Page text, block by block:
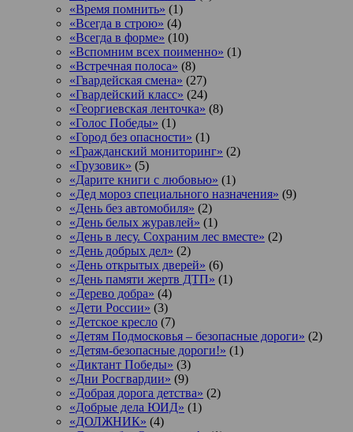
«Время помнить» (1)
«Всегда в строю» (4)
«Всегда в форме» (10)
«Вспомним всех поименно» (1)
«Встречная полоса» (8)
«Гвардейская смена» (27)
«Гвардейский класс» (24)
«Георгиевская ленточка» (8)
«Голос Победы» (1)
«Город без опасности» (1)
«Гражданский мониторинг» (2)
«Грузовик» (5)
«Дарите книги с любовью» (1)
«Дед мороз специального назначения» (9)
«День без автомобиля» (2)
«День белых журавлей» (1)
«День в лесу. Сохраним лес вместе» (2)
«День добрых дел» (2)
«День открытых дверей» (6)
«День памяти жертв ДТП» (1)
«Дерево добра» (4)
«Дети России» (3)
«Детское кресло (7)
«Детям Подмосковья – безопасные дороги» (2)
«Детям-безопасные дороги!» (1)
«Диктант Победы» (3)
«Дни Росгвардии» (9)
«Добрая дорога детства» (2)
«Добрые дела ЮИД» (1)
«ДОЛЖНИК» (4)